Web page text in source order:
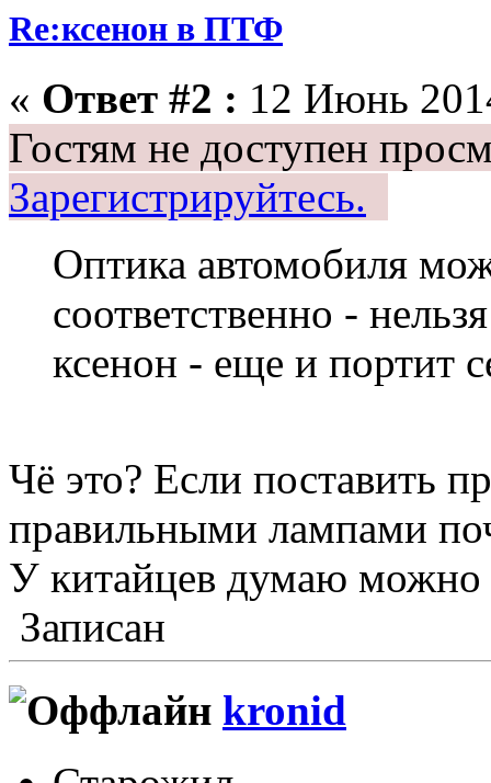
Re:ксенон в ПТФ
« Ответ #2 : 12 Июнь
Гостям не доступен
Зарегистрируйтесь.
Оптика автомобиля
соответственно -
ксенон - еще и портит
Чё это? Если поставить
правильными лампами
У китайцев думаю можно
Записан
kronid